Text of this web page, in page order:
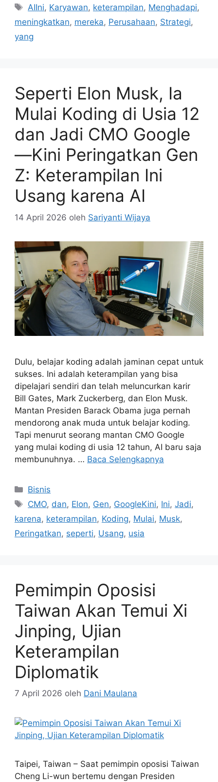
Tag
AIIni, Karyawan, keterampilan, Menghadapi,
meningkatkan, mereka, Perusahaan, Strategi,
yang
Seperti Elon Musk, Ia
Mulai Koding di Usia 12
dan Jadi CMO Google
—Kini Peringatkan Gen
Z: Keterampilan Ini
Usang karena AI
14 April 2026 oleh Sariyanti Wijaya
Dulu, belajar koding adalah jaminan cepat untuk
sukses. Ini adalah keterampilan yang bisa
dipelajari sendiri dan telah meluncurkan karir
Bill Gates, Mark Zuckerberg, dan Elon Musk.
Mantan Presiden Barack Obama juga pernah
mendorong anak muda untuk belajar koding.
Tapi menurut seorang mantan CMO Google
yang mulai koding di usia 12 tahun, AI baru saja
membunuhnya. … Baca Selengkapnya
Kategori
Bisnis
Tag
CMO, dan, Elon, Gen, GoogleKini, Ini,Jadi,
karena, keterampilan, Koding, Mulai, Musk,
Peringatkan, seperti, Usang, usia
Pemimpin Oposisi
Taiwan Akan Temui Xi
Jinping, Ujian
Keterampilan
Diplomatik
7 April 2026 oleh Dani Maulana
Taipei, Taiwan – Saat pemimpin oposisi Taiwan
Cheng Li-wun bertemu dengan Presiden